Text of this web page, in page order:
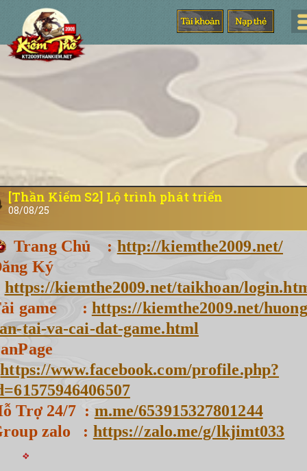
[Thần Kiếm S2] Lộ trình phát triển
08/08/25
Trang Chủ : http://kiemthe2009.net/
Ký
https://kiemthe2009.net/taikhoan/
game : https://kiemthe2009.net/
tai-va-cai-dat-game.html
https://www.facebook.com/profile.php?
Trợ 24/7 : m.me/653915327801244
zalo : https://zalo.me/g/lkjimt033